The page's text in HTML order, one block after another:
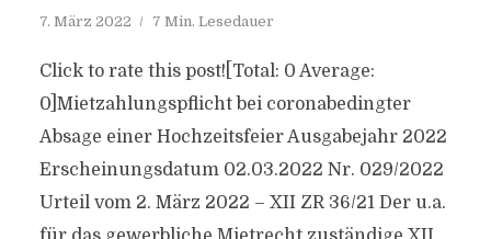
7. März 2022 7 Min. Lesedauer
Click to rate this post![Total: 0 Average:
0]Mietzahlungspflicht bei coronabedingter
Absage einer Hochzeitsfeier Ausgabejahr 2022
Erscheinungsdatum 02.03.2022 Nr. 029/2022
Urteil vom 2. März 2022 – XII ZR 36/21 Der u.a.